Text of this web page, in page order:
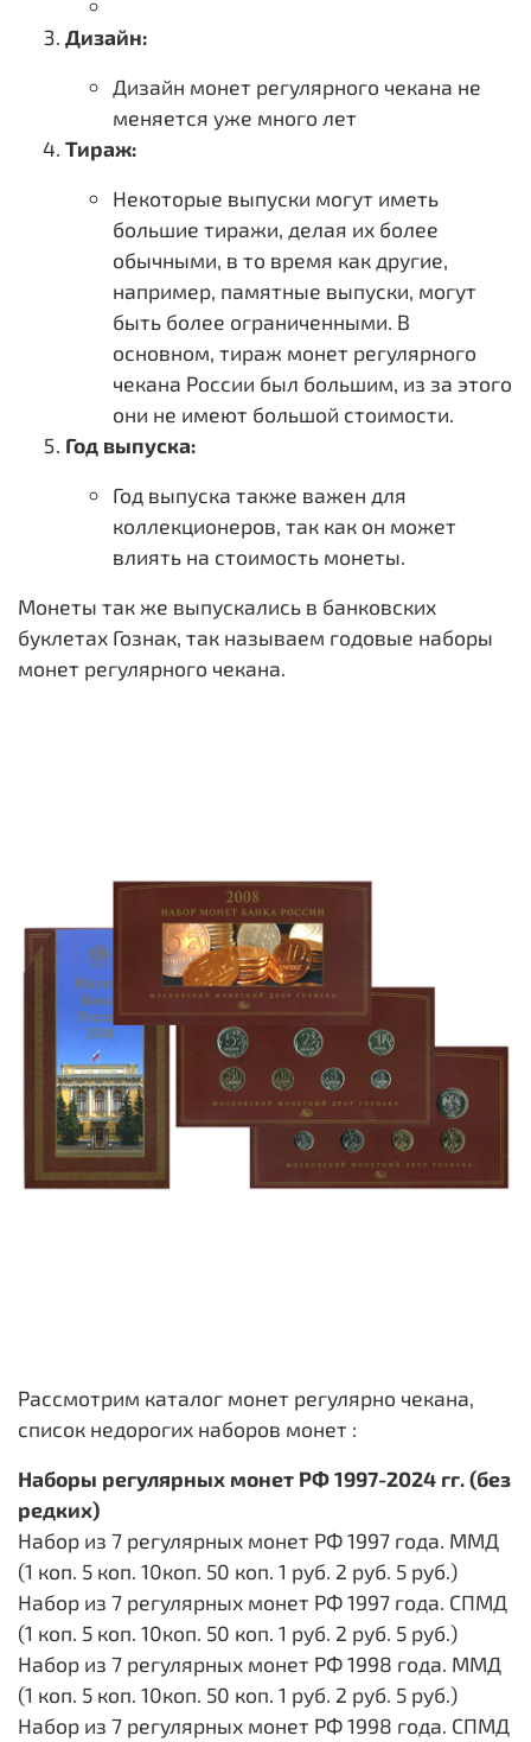
Дизайн:
Дизайн монет регулярного чекана не
меняется уже много лет
Тираж:
Некоторые выпуски могут иметь
большие тиражи, делая их более
обычными, в то время как другие,
например, памятные выпуски, могут
быть более ограниченными. В
основном, тираж монет регулярного
чекана России был большим, из за этого
они не имеют большой стоимости.
Год выпуска:
Год выпуска также важен для
коллекционеров, так как он может
влиять на стоимость монеты.
Монеты так же выпускались в банковских
буклетах Гознак, так называем годовые наборы
монет регулярного чекана.
Рассмотрим каталог монет регулярно чекана,
список недорогих наборов монет :
Наборы регулярных монет РФ 1997-2024 гг. (без
редких)
Набор из 7 регулярных монет РФ 1997 года. ММД
(1 коп. 5 коп. 10коп. 50 коп. 1 руб. 2 руб. 5 руб.)
Набор из 7 регулярных монет РФ 1997 года. СПМД
(1 коп. 5 коп. 10коп. 50 коп. 1 руб. 2 руб. 5 руб.)
Набор из 7 регулярных монет РФ 1998 года. ММД
(1 коп. 5 коп. 10коп. 50 коп. 1 руб. 2 руб. 5 руб.)
Набор из 7 регулярных монет РФ 1998 года. СПМД